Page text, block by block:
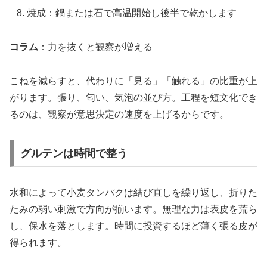
焼成：鍋または石で高温開始し後半で乾かします
コラム ：力を抜くと観察が増える
こねを減らすと、代わりに「見る」「触れる」の比重が上
がります。張り、匂い、気泡の並び方。工程を短文化でき
るのは、観察が意思決定の速度を上げるからです。
グルテンは時間で整う
水和によって小麦タンパクは結び直しを繰り返し、折りた
たみの弱い刺激で方向が揃います。無理な力は表皮を荒ら
し、保水を落とします。時間に投資するほど薄く張る皮が
得られます。